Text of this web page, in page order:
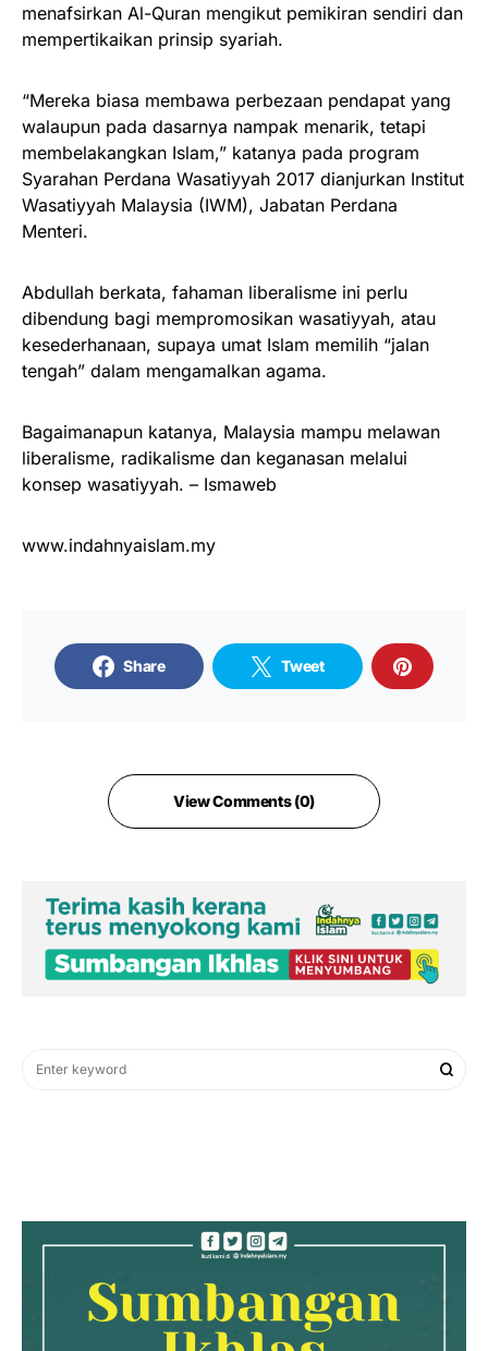
menafsirkan Al-Quran mengikut pemikiran sendiri dan
mempertikaikan prinsip syariah.
“Mereka biasa membawa perbezaan pendapat yang
walaupun pada dasarnya nampak menarik, tetapi
membelakangkan Islam,” katanya pada program
Syarahan Perdana Wasatiyyah 2017 dianjurkan Institut
Wasatiyyah Malaysia (IWM), Jabatan Perdana
Menteri.
Abdullah berkata, fahaman liberalisme ini perlu
dibendung bagi mempromosikan wasatiyyah, atau
kesederhanaan, supaya umat Islam memilih “jalan
tengah” dalam mengamalkan agama.
Bagaimanapun katanya, Malaysia mampu melawan
liberalisme, radikalisme dan keganasan melalui
konsep wasatiyyah. – Ismaweb
www.indahnyaislam.my
Share Tweet
View Comments (0)